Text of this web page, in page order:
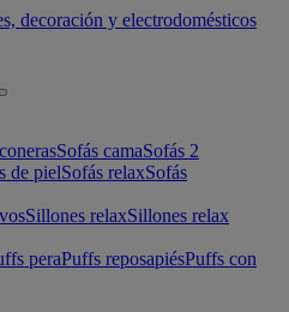
Sofás camaSofás 2
de pielSofás relaxSofás
Sillones relaxSillones relax
peraPuffs reposapiésPuffs con